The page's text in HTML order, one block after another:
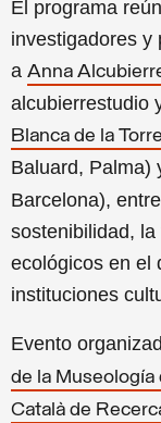
El programa
investigadores y
a Anna
alcubierrestudio
Blanca de la Torre
Baluard, Palma)
Barcelona),
sostenibilidad,
ecológicos en el
instituciones
Evento
de la Museología
Català de